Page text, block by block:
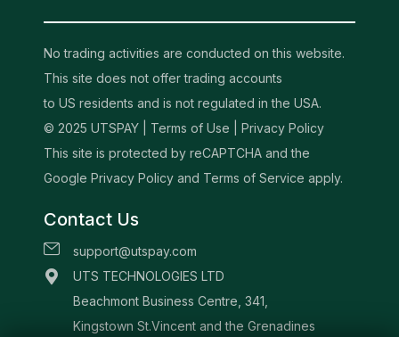
No trading activities are conducted on this website.
This site does not offer trading accounts
to US residents and is not regulated in the USA.
© 2025 UTSPAY | Terms of Use
Privacy Policy
This site is protected by reCAPTCHA and the
Google Privacy Policy and Terms of Service apply.
Contact Us
support@utspay.com
UTS TECHNOLOGIES LTD
Beachmont Business Centre, 341,
Kingstown St.Vincent and the Grenadines